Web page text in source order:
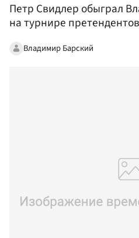
Петр Свидлер обыграл
на турнире претендентов
Владимир Барский